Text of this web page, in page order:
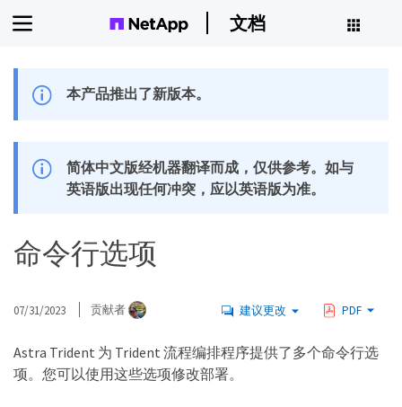
文档
本产品推出了新版本。
简体中文版经机器翻译而成，仅供参考。如与
英语版出现任何冲突，应以英语版为准。
命令行选项
07/31/2023 贡献者 建议更改 PDF
Astra Trident 为 Trident 流程编排程序提供了多个命令行选
项。您可以使用这些选项修改部署。